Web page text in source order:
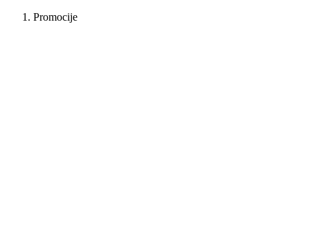
Promocije